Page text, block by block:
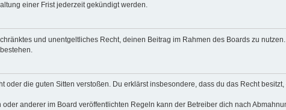
einer Frist jederzeit gekündigt werden.
und unentgeltliches Recht, deinen Beitrag im Rahmen des Boards zu nutzen.
die guten Sitten verstoßen. Du erklärst insbesondere, dass du das Recht
anderer im Board veröffentlichten Regeln kann der Betreiber dich nach